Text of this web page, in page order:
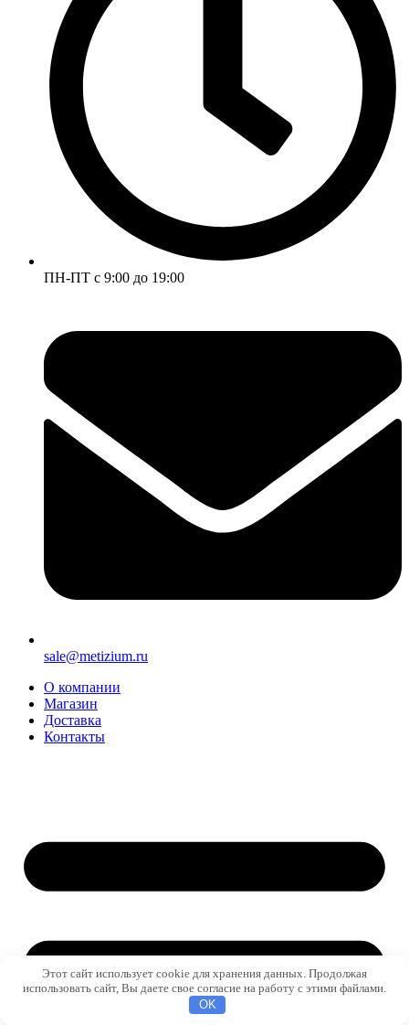
ПН-ПТ с 9:00 до 19:00
sale@metizium.ru
О компании
Магазин
Доставка
Контакты
Этот сайт использует cookie для хранения данных. Продолжая
использовать сайт, Вы даете свое согласие на работу с этими файлами.
OK